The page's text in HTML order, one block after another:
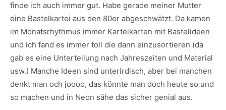
finde ich auch immer gut. Habe gerade meiner Mutter
eine Bastelkartei aus den 80er abgeschwätzt. Da kamen
im Monatsrhythmus immer Karteikarten mit Bastelideen
und ich fand es immer toll die dann einzusortieren (da
gab es eine Unterteilung nach Jahreszeiten und Material
usw.) Manche Ideen sind unterirdisch, aber bei manchen
denkt man och joooo, das könnte man doch heute so und
so machen und in Neon sähe das sicher genial aus.